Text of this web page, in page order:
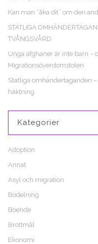
Kan man “åka dit” om den
STATLIGA
TVÅNGSVÅRD
Unga afghaner är inte barn –
Migrationsöverdomstolen
Statliga omhändertaganden
häktning
Kategorier
Adoption
Annat
Asyl och migration
Bodelning
Boende
Brottmål
Ekonomi